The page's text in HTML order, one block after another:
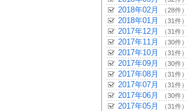
2018年02月 （28件）
2018年01月 （31件）
2017年12月 （31件）
2017年11月 （30件）
2017年10月 （31件）
2017年09月 （30件）
2017年08月 （31件）
2017年07月 （31件）
2017年06月 （30件）
2017年05月 （31件）